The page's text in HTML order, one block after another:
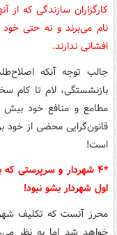
کارگزاران سازندگی که از
نام می‌برند و نه حتی
افشانی ندارند.
جالب توجه آنکه
بازنشستگی، لام تا کام
مطامع و منافع خود بیش
قانون‌گرایی محضی از خود
است!
*۴ شهردار و سرپرستی
اول شهردار بشو نبود!
خواهد شد اما به نظر